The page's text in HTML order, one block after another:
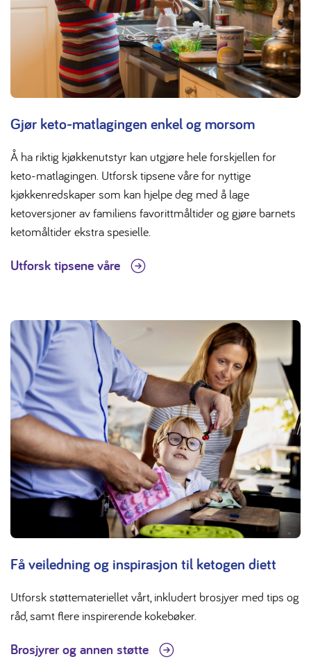
Gjør keto-matlagingen enkel og morsom
Å ha riktig kjøkkenutstyr kan utgjøre hele forskjellen for
keto-matlagingen. Utforsk tipsene våre for nyttige
kjøkkenredskaper som kan hjelpe deg med å lage
ketoversjoner av familiens favorittmåltider og gjøre barnets
ketomåltider ekstra spesielle.
Utforsk tipsene våre
Få veiledning og inspirasjon til ketogen diett
Utforsk støttemateriellet vårt, inkludert brosjyer med tips og
råd, samt flere inspirerende kokebøker.
Brosjyrer og annen støtte